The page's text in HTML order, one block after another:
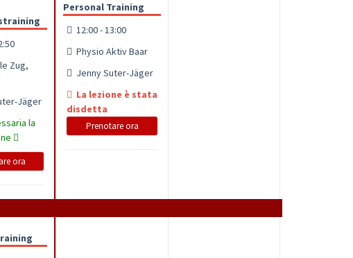
Zug,
Jäger
la
ora
Personal Training
12:00 - 13:00
Physio Aktiv Baar
Jenny Suter-Jäger
La lezione è stata
disdetta
Prenotare ora